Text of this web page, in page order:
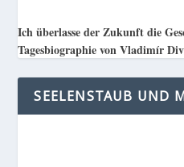
Ich überlasse der Zukunft die
Tagesbiographie von Vladimír
SEELENSTAUB UND